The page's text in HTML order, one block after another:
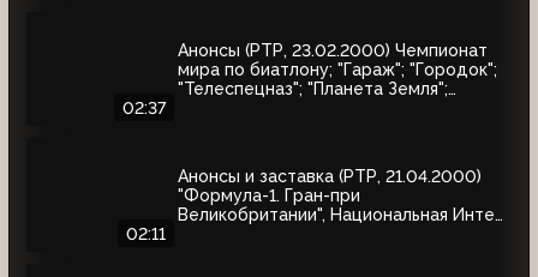
02:37
Анонсы (РТР, 23.02.2000) Чемпионат
мира по биатлону; "Гараж"; "Городок";
"Телеспецназ"; "Планета Земля";
02:11
Анонсы и заставка (РТР, 21.04.2000)
"Формула-1. Гран-при
Великобритании", Национальная Интел